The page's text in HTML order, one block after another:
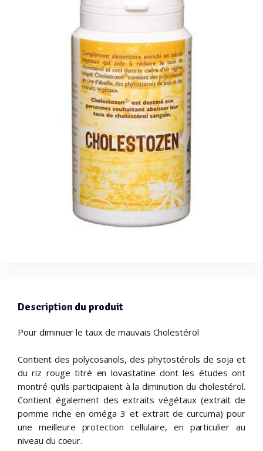
Description du produit
Pour diminuer le taux de mauvais Cholestérol
Contient des polycosanols, des phytostérols de soja et
du riz rouge titré en lovastatine dont les études ont
montré qu’ils participaient à la diminution du cholestérol.
Contient également des extraits végétaux (extrait de
pomme riche en oméga 3 et extrait de curcuma) pour
une meilleure protection cellulaire, en particulier au
niveau du coeur.